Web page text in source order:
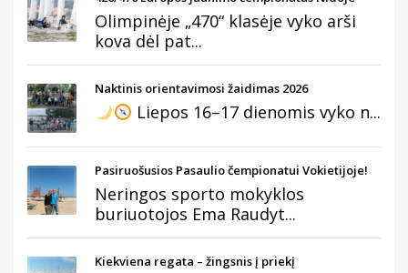
Olimpinėje „470“ klasėje vyko arši
kova dėl pat...
Naktinis orientavimosi žaidimas 2026
Liepos 16–17 dienomis vyko n...
Pasiruošusios Pasaulio čempionatui Vokietijoje!
Neringos sporto mokyklos
buriuotojos Ema Raudyt...
Kiekviena regata – žingsnis į priekį